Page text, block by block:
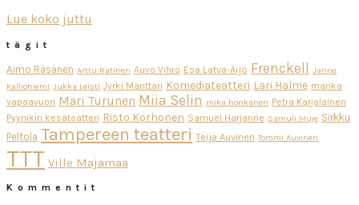
Lue koko juttu
tägit
Aimo Räsänen Arttu Ratinen Auvo Vihro Esa Latva-Äijö Frenckell Janne
Kallioniemi Jukka Leisti Jyrki Mänttäri Komediateatteri Lari Halme marika
vapaavuori Mari Turunen Miia Selin mika honkanen Petra Karjalainen
Pyynikin kesäteatteri Risto Korhonen Samuel Harjanne Samuli Muje Sirkku
Peltola Tampereen teatteri Teija Auvinen Tommi Auvinen
TTT Ville Majamaa
Kommentit